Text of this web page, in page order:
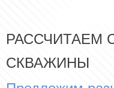
РАССЧИТАЕМ
СКВАЖИНЫ